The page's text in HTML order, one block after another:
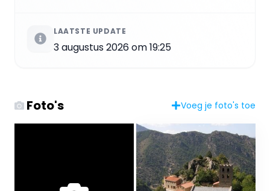
LAATSTE UPDATE
3 augustus 2026 om 19:25
Foto's Voeg je foto's toe